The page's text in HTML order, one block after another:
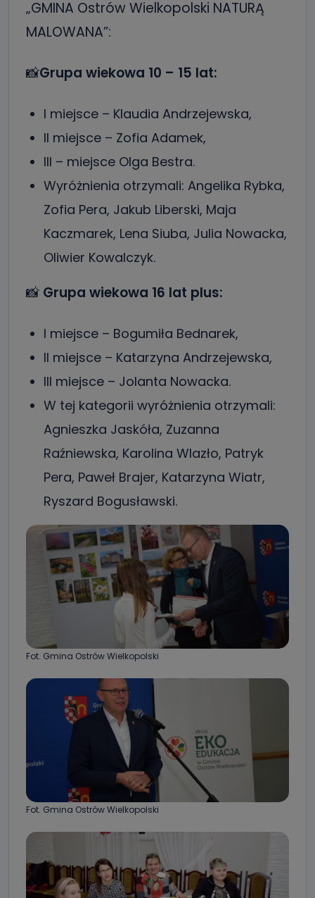
„GMINA Ostrów Wielkopolski NATURĄ
MALOWANA”:
📸Grupa wiekowa 10 – 15 lat:
I miejsce – Klaudia Andrzejewska,
II miejsce – Zofia Adamek,
III – miejsce Olga Bestra.
Wyróżnienia otrzymali: Angelika Rybka,
Zofia Pera, Jakub Liberski, Maja
Kaczmarek, Lena Siuba, Julia Nowacka,
Oliwier Kowalczyk.
📸 Grupa wiekowa 16 lat plus:
I miejsce – Bogumiła Bednarek,
II miejsce – Katarzyna Andrzejewska,
III miejsce – Jolanta Nowacka.
W tej kategorii wyróżnienia otrzymali:
Agnieszka Jaskóła, Zuzanna
Raźniewska, Karolina Wlazło, Patryk
Pera, Paweł Brajer, Katarzyna Wiatr,
Ryszard Bogusławski.
Fot. Gmina Ostrów Wielkopolski
Fot. Gmina Ostrów Wielkopolski